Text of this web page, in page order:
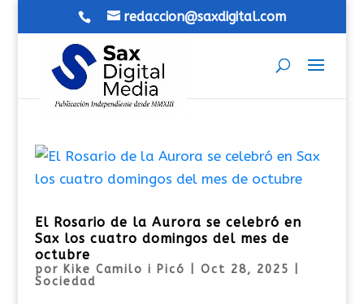
redaccion@saxdigital.com
El Rosario de la Aurora se celebró en
Sax los cuatro domingos del mes de
octubre
por Kike Camilo i Picó Oct 28, 2025
Sociedad